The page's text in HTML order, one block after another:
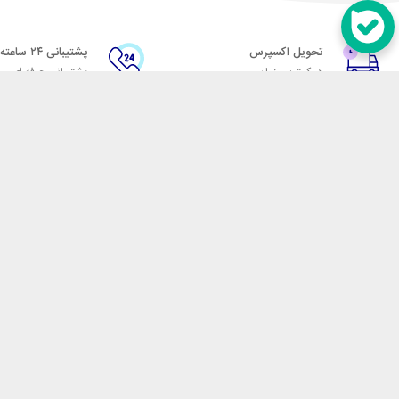
تحویل اکسپرس
در کمترین زمان
پشتیبانی ۲۴ ساعته
پشتیبانی حرفه ای